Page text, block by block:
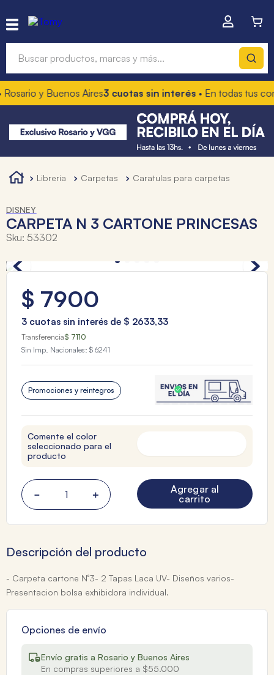
y Buenos Aires3 cuotas sin interés• En todas tus
libreria carpetas caratulas para carpetas
DISNEY
CARPETA N 3 CARTONE PRINCESAS
Sku: 53302
$ 7900
3 cuotas sin interés de $ 2633,33
Transferencia$ 7110
Sin Imp. Nacionales: $ 6241
Promociones y reintegros
Comente el color
seleccionado para el
producto
＋
－
Agregar al
carrito
Descripción del producto
- Carpeta cartone N°3- 2 Tapas Laca UV- Diseños varios-
Presentacion bolsa exhibidora individual.
Opciones de envío
Envío gratis a Rosario y Buenos Aires
En compras superiores a $55.000
Términos más buscados
1.
hot wheels
3